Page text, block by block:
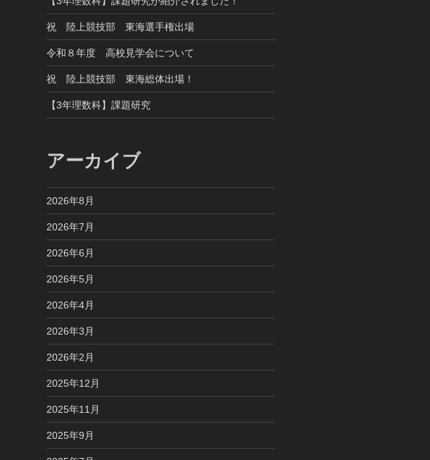
祝 陸上競技部 東海選手権出場
令和８年度 高校見学会について
祝 陸上競技部 東海総体出場！
【3年理数科】課題研究
アーカイブ
2026年8月
2026年7月
2026年6月
2026年5月
2026年4月
2026年3月
2026年2月
2025年12月
2025年11月
2025年9月